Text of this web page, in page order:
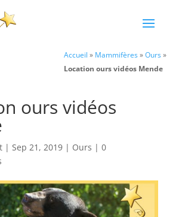
Accueil » Mammifères»Ours»
Location ours vidéos Mende
ours vidéos
| Sep 21, 2019| Ours | 0